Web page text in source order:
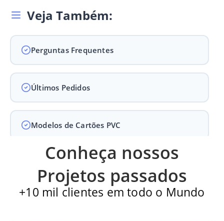
Veja Também:
Perguntas Frequentes
Últimos Pedidos
Modelos de Cartões PVC
Carteirinha de Igreja
Cartão PVC
Conheça nossos
Projetos passados
+10 mil clientes em todo o Mundo